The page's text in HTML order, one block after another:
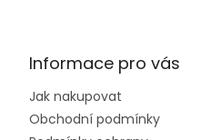
Informace pro vás
Jak nakupovat
Obchodní podmínky